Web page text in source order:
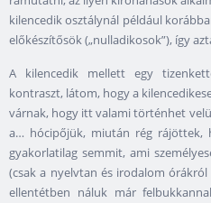
kilencedik osztálynál például
előkészítősök („nulladikosok”), így
A kilencedik mellett egy
kontraszt, látom, hogy a
várnak, hogy itt valami történhet
a… hócipőjük, miután rég rájöttek,
gyakorlatilag semmit, ami
(csak a nyelvtan és irodalom
ellentétben náluk már